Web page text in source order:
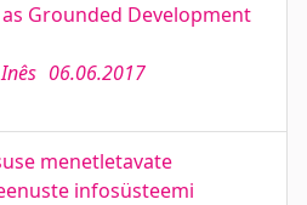
Grounded Development
06.06.2017
menetletavate
infosüsteemi